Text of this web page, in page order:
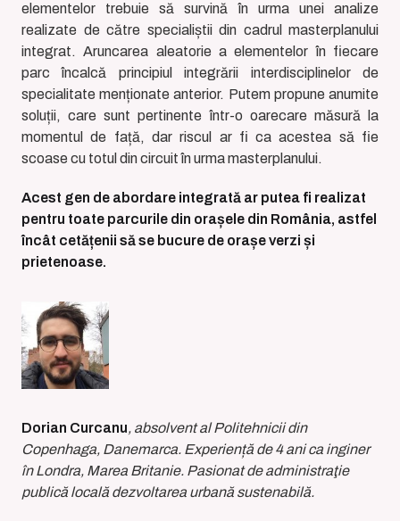
elementelor trebuie să survină în urma unei analize
realizate de către specialiștii din cadrul masterplanului
integrat. Aruncarea aleatorie a elementelor în fiecare
parc încalcă principiul integrării interdisciplinelor de
specialitate menționate anterior. Putem propune anumite
soluții, care sunt pertinente într-o oarecare măsură la
momentul de față, dar riscul ar fi ca acestea să fie
scoase cu totul din circuit în urma masterplanului.
Acest gen de abordare integrată ar putea fi realizat
pentru toate parcurile din orașele din România, astfel
încât cetățenii să se bucure de orașe verzi și
prietenoase.
Dorian Curcanu, absolvent al Politehnicii din
Copenhaga, Danemarca. Experiență de 4 ani ca inginer
în Londra, Marea Britanie. Pasionat de administraţie
publică locală dezvoltarea urbană sustenabilă.